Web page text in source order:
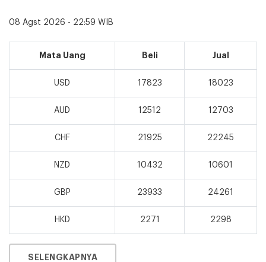
08 Agst 2026 - 22:59 WIB
Mata Uang Beli Jual
USD 17823 18023
AUD 12512 12703
CHF 21925 22245
NZD 10432 10601
GBP 23933 24261
HKD 2271 2298
SELENGKAPNYA